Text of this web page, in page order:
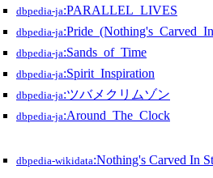
dbpedia-ja:PARALLEL_LIVES
dbpedia-ja
dbpedia-ja:Sands_of_Time
dbpedia-ja:Spirit_Inspiration
dbpedia-ja:ツバメクリムゾン
dbpedia-ja:Around_The_Clock
dbpedia-wikidata:Nothing's Carved In